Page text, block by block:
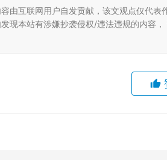
由互联网用户自发贡献，该文观点仅代
现本站有涉嫌抄袭侵权/违法违规的内容